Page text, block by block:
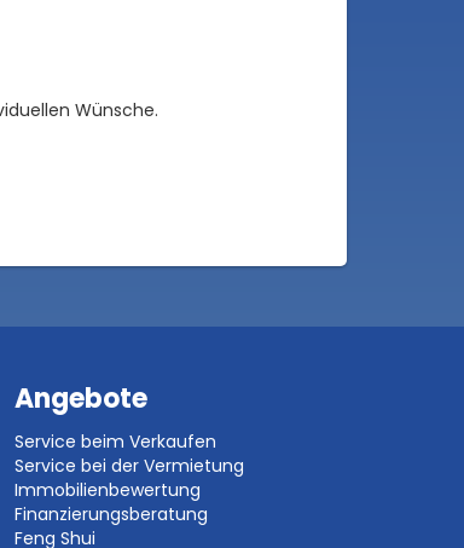
Wünsche.
Angebote
Service beim Verkaufen
Service bei der Vermietung
Immobilienbewertung
Finanzierungsberatung
Feng Shui